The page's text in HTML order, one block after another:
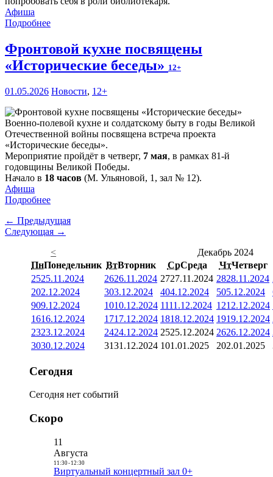
Афиша
Подробнее
Фронтовой кухне посвящены
«Исторические беседы» 12+
01.05.2026 Новости, 12+
Военно-полевой кухне и солдатскому быту в годы Великой
Отечественной войны посвящена встреча проекта
«Исторические беседы».
Мероприятие пройдёт в четверг, 7 мая, в рамках 81-й
годовщины Великой Победы.
Начало в 18 часов (М. Ульяновой, 1, зал № 12).
Афиша
Подробнее
← Предыдущая
Следующая →
<
Декабрь 2024
ПнПонедельник ВтВторник СрСреда ЧтЧетверг
2525.11.2024 2626.11.2024 2727.11.2024 2828.11.2024
202.12.2024 303.12.2024 404.12.2024 505.12.2024
909.12.2024 1010.12.2024 1111.12.2024 1212.12.2024
1616.12.2024 1717.12.2024 1818.12.2024 1919.12.2024
2323.12.2024 2424.12.2024 2525.12.2024 2626.12.2024
3030.12.2024 3131.12.2024 101.01.2025 202.01.2025
Сегодня
Сегодня нет событий
Скоро
11
Августа
11:30- 12:30
Виртуальный концертный зал 0+